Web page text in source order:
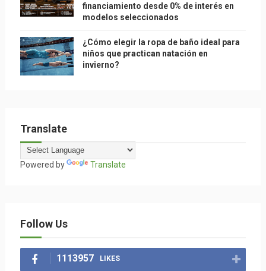
financiamiento desde 0% de interés en
modelos seleccionados
¿Cómo elegir la ropa de baño ideal para
niños que practican natación en
invierno?
Translate
Powered by Translate
Follow Us
1113957 LIKES